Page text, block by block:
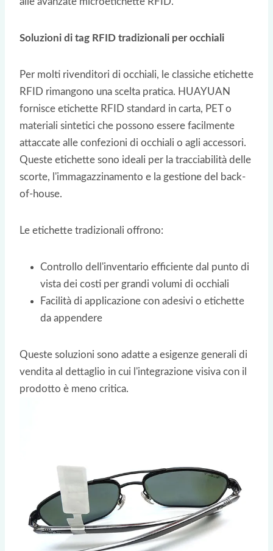
Soluzioni di tag RFID tradizionali per occhiali
Per molti rivenditori di occhiali, le classiche etichette
RFID rimangono una scelta pratica. HUAYUAN
fornisce etichette RFID standard in carta, PET o
materiali sintetici che possono essere facilmente
attaccate alle confezioni di occhiali o agli accessori.
Queste etichette sono ideali per la tracciabilità delle
scorte, l'immagazzinamento e la gestione del back-
of-house.
Le etichette tradizionali offrono:
Controllo dell'inventario efficiente dal punto di
vista dei costi per grandi volumi di occhiali
Facilità di applicazione con adesivi o etichette
da appendere
Queste soluzioni sono adatte a esigenze generali di
vendita al dettaglio in cui l'integrazione visiva con il
prodotto è meno critica.